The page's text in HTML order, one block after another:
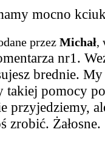
mocno
przez Michał,
nr1.
brednie.
takiej pomocy
przyjedziemy,
zrobić. Żałosne.